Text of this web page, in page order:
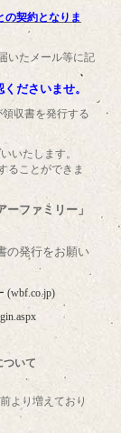
の契約となりま
いたメール等に記
ださいませ。
領収書を発行する
いたします。
ることができま
ーファミリー」
の発行をお願い
(wbf.co.jp)
ついて
より増えており